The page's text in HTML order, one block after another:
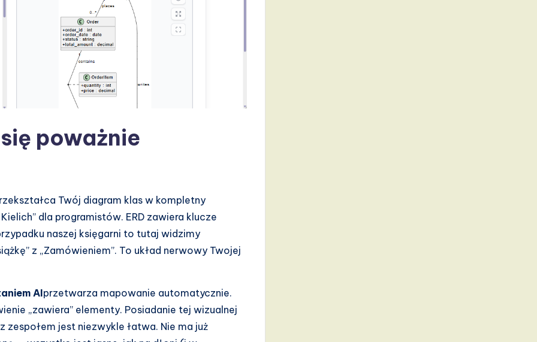
poważnie
Twój diagram klas w kompletny
dla programistów. ERD zawiera klucze
naszej księgarni to tutaj widzimy
z „Zamówieniem”. To układ nerwowy Twojej
AIprzetwarza mapowanie automatycznie.
„zawiera” elementy. Posiadanie tej wizualnej
zespołem jest niezwykle łatwa. Nie ma już